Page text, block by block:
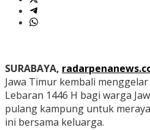
SURABAYA,
Jawa Timur kembali
Lebaran 1446 H bagi warga
pulang kampung untuk
ini bersama keluarga.